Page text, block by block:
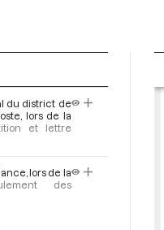
du district de
lors de la
et lettre
lors de la
des
s